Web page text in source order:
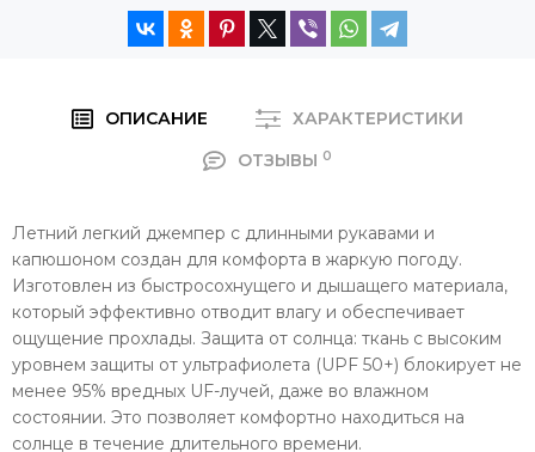
ОПИСАНИЕ
ХАРАКТЕРИСТИКИ
ОТЗЫВЫ 0
Летний легкий джемпер с длинными рукавами и
капюшоном создан для комфорта в жаркую погоду.
Изготовлен из быстросохнущего и дышащего материала,
который эффективно отводит влагу и обеспечивает
ощущение прохлады. Защита от солнца: ткань с высоким
уровнем защиты от ультрафиолета (UPF 50+) блокирует не
менее 95% вредных UF-лучей, даже во влажном
состоянии. Это позволяет комфортно находиться на
солнце в течение длительного времени.